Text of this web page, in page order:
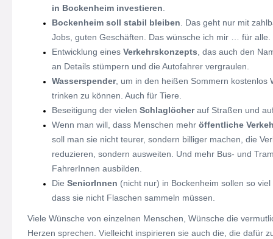
in Bockenheim investieren.
Bockenheim soll stabil bleiben. Das geht nur mit
Jobs, guten Geschäften. Das wünsche ich mir … für alle.
Entwicklung eines Verkehrskonzepts, das auch den
an Details stümpern und die Autofahrer vergraulen.
Wasserspender, um in den heißen Sommern kostenlos
trinken zu können. Auch für Tiere.
Beseitigung der vielen Schlaglöcherauf Straßen und
Wenn man will, dass Menschen mehr öffentliche
soll man sie nicht teurer, sondern billiger machen, die
reduzieren, sondern ausweiten. Und mehr Bus- und
FahrerInnen ausbilden.
Die SeniorInnen (nicht nur) in Bockenheim sollen so
dass sie nicht Flaschen sammeln müssen.
Viele Wünsche von einzelnen Menschen, Wünsche die
Herzen sprechen. Vielleicht inspirieren sie auch die, die dafür